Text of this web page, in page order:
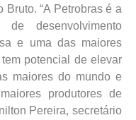
“A Petrobras é a
desenvolvimento
e uma das maiores
potencial de elevar
maiores do mundo e
produtores de
Pereira, secretário